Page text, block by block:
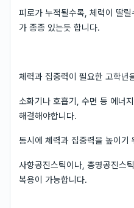
피로가 누적될수록, 체력이 딸
가 종종 있는듯 합니다.
체력과 집중력이 필요한 고학년
소화기나 호흡기, 수면 등 에너
해결해야합니다.
동시에 체력과 집중력을 높이기
사향공진스틱이나, 총명공진스
복용이 가능합니다.